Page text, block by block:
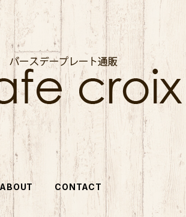
ABOUT CONTACT